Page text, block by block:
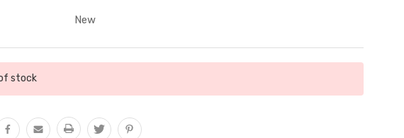
New
stock